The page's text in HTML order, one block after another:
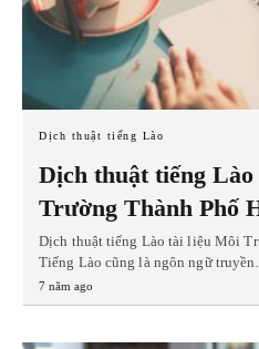
Dịch thuật tiếng Lào
Dịch thuật tiếng
Trường Thành Phố
Dịch thuật tiếng Lào tài liệu Môi
Tiếng Lào cũng là ngôn ngữ
7 năm ago